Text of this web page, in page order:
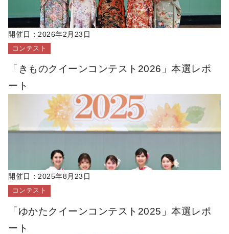
開催日： 2026年2月23日
コンテスト
「きものクイーンコンテスト2026」本選レポ
ート
開催日： 2025年8月23日
コンテスト
「ゆかたクイーンコンテスト2025」本選レポ
ート